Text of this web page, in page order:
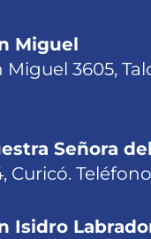
Miguel
3605,
Señora
Curicó.
Isidro